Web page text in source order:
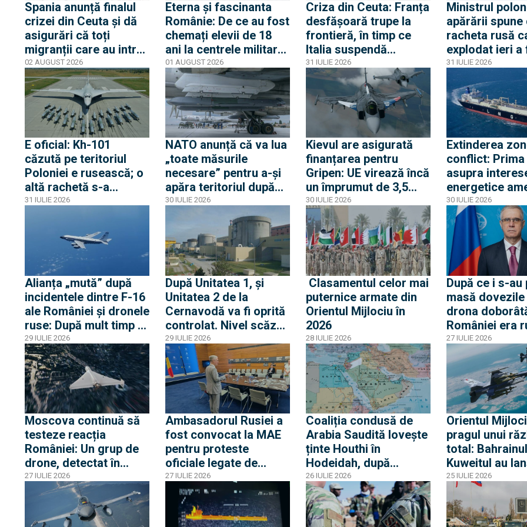
Spania anunță finalul
crizei din Ceuta și dă
asigurări că toți
migranții care au intrat
ilegal au părăsit
enclava spaniolă. Criza
trezește temeri în
Europa după episodul
din 2015
02 AUGUST 2026
Eterna și fascinanta
Românie: De ce au fost
chemați elevii de 18
ani la centrele militare
și de ce nu este vorba
despre mobilizare
01 AUGUST 2026
Criza din Ceuta: Franța
desfășoară trupe la
frontieră, în timp ce
Italia suspendă
acordul Schengen cu
Spania
31 IULIE 2026
Ministrul
apărării spune
racheta rusă
explodat ieri a
produsă în
lui 2026. Între
avioane rusești
transponderul
au apropiat de
frontiera
31 IULIE 2026
E oficial: Kh-101
căzută pe teritoriul
Poloniei e rusească; o
altă rachetă s-a
apropiat la 5 km de
întors spre Ucraina
31 IULIE 2026
NATO anunță că va lua
„toate măsurile
necesare” pentru a-și
apăra teritoriul după
ce o rachetă rusă a
explodat în Polonia
30 IULIE 2026
Kievul are asigurată
finanțarea pentru
Gripen: UE virează încă
un împrumut de 3,5
miliarde euro pentru
Gripen, drone, rachete
și apărare aeriană
30 IULIE 2026
Extinderea
conflict:
asupra
energetice
din Egipt
alerta la Casa
30 IULIE 2026
Alianța „mută” după
incidentele dintre F-16
ale României și dronele
ruse: După mult timp o
dronă RQ-4D și două
avioane RC-135 și
Artemis II au survolat
Marea Neagră
29 IULIE 2026
După Unitatea 1, și
Unitatea 2 de la
Cernavodă va fi oprită
controlat. Nivel scăzut
fără precedent al
Dunării
29 IULIE 2026
Clasamentul celor mai
puternice armate din
Orientul Mijlociu în
2026
28 IULIE 2026
După ce i s-au
masă dovezile
drona
României era
ambasadorul
„avertizat”
pericolul unei
confruntări cu
acuză o
propagandistă”
27 IULIE 2026
Moscova continuă să
testeze reacția
României: Un grup de
drone, detectat în
proximitatea frontierei
fluviale cu Ucraina
27 IULIE 2026
Ambasadorul Rusiei a
fost convocat la MAE
pentru proteste
oficiale legate de
incursiunile cu drone.
Ambasadorul român la
Moscova, chemat
acasă pentru
27 IULIE 2026
Coaliția condusă de
Arabia Saudită lovește
ținte Houthi în
Hodeidah, după
atacurile asupra
petrolierelor saudite și
amenințarea cu
blocada Mării Roșii
26 IULIE 2026
Orientul
pragul unui
total:
Kuweitul au
secret atacuri
direct pe
Iranului
25 IULIE 2026